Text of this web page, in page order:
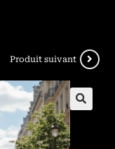
Produit suivant